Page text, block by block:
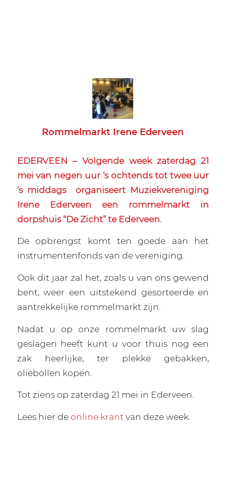
Rommelmarkt Irene Ederveen
EDERVEEN – Volgende week zaterdag 21
mei van negen uur ‘s ochtends tot twee uur
‘s middags
organiseert Muziekvereniging
Irene Ederveen een rommelmarkt in
dorpshuis “De Zicht” te Ederveen.
De opbrengst komt ten goede aan het
instrumentenfonds van de vereniging.
Ook dit jaar zal het, zoals u van ons gewend
bent, weer een uitstekend gesorteerde en
aantrekkelijke rommelmarkt zijn.
Nadat u op onze rommelmarkt uw slag
geslagen heeft kunt u voor thuis nog een
zak heerlijke, ter plekke gebakken,
oliebollen kopen.
Tot ziens op zaterdag 21 mei in Ederveen.
Lees hier deonline krant van deze week.